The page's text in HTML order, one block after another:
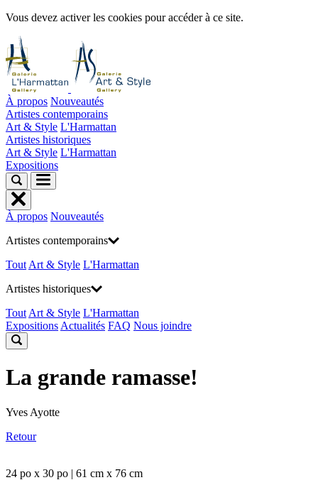
Vous devez activer les cookies pour accéder à ce site.
À propos Nouveautés
Artistes contemporains
Art & Style L'Harmattan
Artistes historiques
Art & Style L'Harmattan
Expositions
À propos Nouveautés
Artistes contemporains
Tout Art & Style L'Harmattan
Artistes historiques
Tout Art & Style L'Harmattan
Expositions Actualités FAQ Nous joindre
La grande ramasse!
Yves Ayotte
Retour
24 po x 30 po | 61 cm x 76 cm